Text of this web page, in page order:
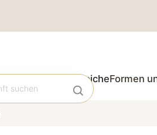
OrientteppicheFormen